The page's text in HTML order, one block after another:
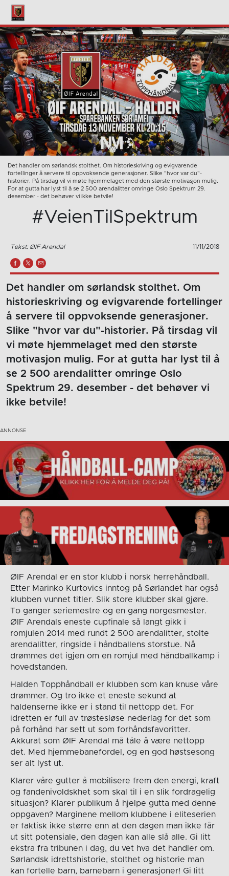
Det handler om sørlandsk stolthet. Om historieskriving og evigvarende
fortellinger å servere til oppvoksende generasjoner. Slike "hvor var du"-
historier. På tirsdag vil vi møte hjemmelaget med den største motivasjon mulig.
For at gutta har lyst til å se 2 500 arendalitter omringe Oslo Spektrum 29.
desember - det behøver vi ikke betvile!
#VeienTilSpektrum
Tekst: ØIF Arendal 11/11/2018
Det handler om sørlandsk stolthet. Om
historieskriving og evigvarende fortellinger
å servere til oppvoksende generasjoner.
Slike "hvor var du"-historier. På tirsdag vil
vi møte hjemmelaget med den største
motivasjon mulig. For at gutta har lyst til å
se 2 500 arendalitter omringe Oslo
Spektrum 29. desember - det behøver vi
ikke betvile!
ØIF Arendal er en stor klubb i norsk herrehåndball.
Etter Marinko Kurtovics inntog på Sørlandet har også
klubben vunnet titler. Slik store klubber skal gjøre.
To ganger seriemestre og en gang norgesmester.
ØIF Arendals eneste cupfinale så langt gikk i
romjulen 2014 med rundt 2 500 arendalitter, stolte
arendalitter, ringside i håndballens storstue. Nå
drømmes det igjen om en romjul med håndballkamp i
hovedstanden.
Halden Topphåndball er klubben som kan knuse våre
drømmer. Og tro ikke et eneste sekund at
haldenserne ikke er i stand til nettopp det. For
idretten er full av trøstesløse nederlag for det som
på forhånd har sett ut som forhåndsfavoritter.
Akkurat som ØIF Arendal må tåle å være nettopp
det. Med hjemmebanefordel, og en god høstsesong
ser alt lyst ut.
Klarer våre gutter å mobilisere frem den energi, kraft
og fandenivoldskhet som skal til i en slik fordragelig
situasjon? Klarer publikum å hjelpe gutta med denne
oppgaven? Marginene mellom klubbene i eliteserien
er faktisk ikke større enn at den dagen man ikke får
ut sitt potensiale, den dagen kan alle slå alle. Gi litt
ekstra fra tribunen i dag, du vet hva det handler om.
Sørlandsk idrettshistorie, stolthet og historie man
kan fortelle barn, barnebarn i generasjoner! Gi litt